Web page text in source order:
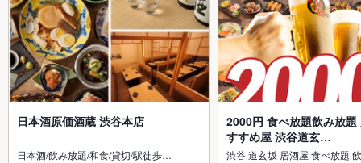
日本酒原価酒蔵 渋谷本店
日本酒/飲み放題/和食/貸切/駅徒歩…
2000円 食べ放題飲み放題
すすめ屋 渋谷道玄…
渋谷 道玄坂 居酒屋 食べ放題